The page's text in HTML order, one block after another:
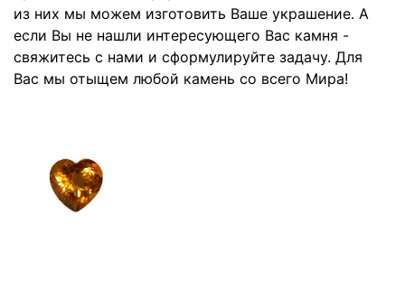
из них мы можем изготовить Ваше украшение. А
если Вы не нашли интересующего Вас камня -
свяжитесь с нами и сформулируйте задачу. Для
Вас мы отыщем любой камень со всего Мира!